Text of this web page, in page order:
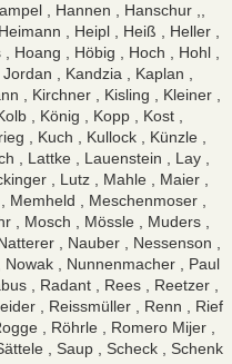
, Hannen , Hanschur ,,
, Heipl , Heiß , Heller ,
Hoang , Höbig , Hoch , Hohl ,
, Kandzia , Kaplan ,
, Kirchner , Kisling , Kleiner ,
, König , Kopp , Kost ,
, Kuch , Kullock , Künzle ,
, Lattke , Lauenstein , Lay ,
, Lutz , Mahle , Maier ,
Memheld , Meschenmoser ,
, Mosch , Mössle , Muders ,
, Nauber , Nessenson ,
, Nunnenmacher , Paul
, Radant , Rees , Reetzer ,
, Reissmüller , Renn , Rief
, Röhrle , Romero Mijer ,
, Saup , Scheck , Schenk